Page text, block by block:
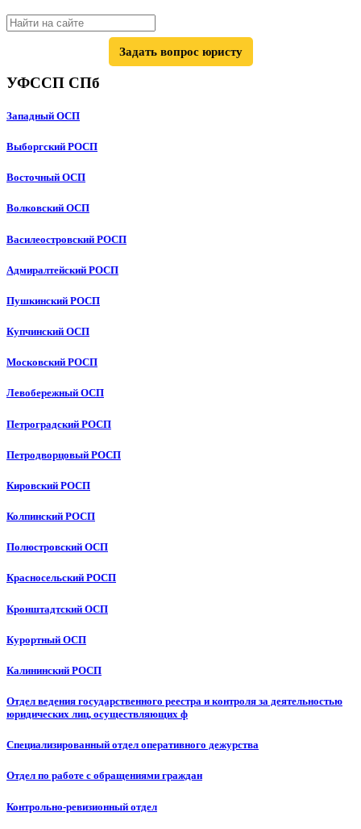
Задать вопрос юристу
УФССП СПб
Западный ОСП
Выборгский РОСП
Восточный ОСП
Волковский ОСП
Василеостровский РОСП
Адмиралтейский РОСП
Пушкинский РОСП
Купчинский ОСП
Московский РОСП
Левобережный ОСП
Петроградский РОСП
Петродворцовый РОСП
Кировский РОСП
Колпинский РОСП
Полюстровский ОСП
Красносельский РОСП
Кронштадтский ОСП
Курортный ОСП
Калининский РОСП
Отдел ведения государственного реестра и контроля за деятельностью
юридических лиц, осуществляющих ф
Специализированный отдел оперативного дежурства
Отдел по работе с обращениями граждан
Контрольно-ревизионный отдел